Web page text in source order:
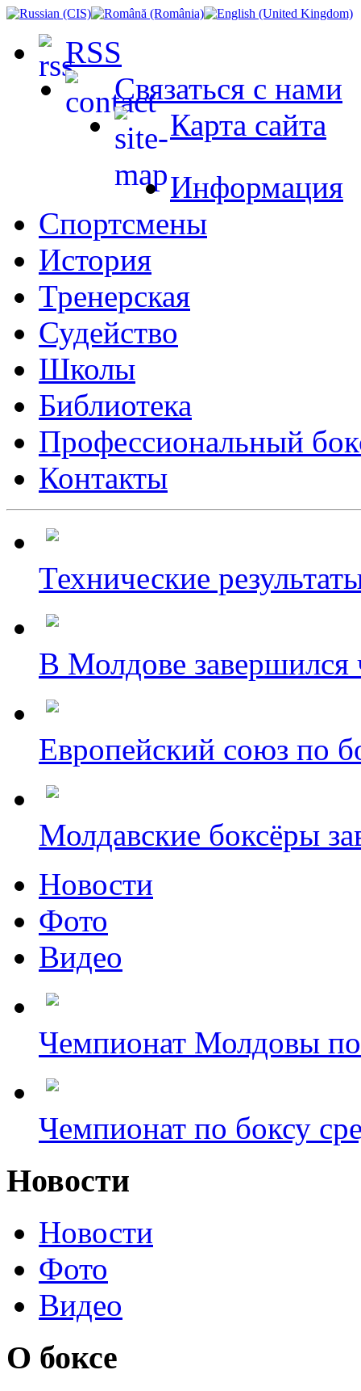
RSS
Связаться с нами
Карта сайта
Информация
Спортсмены
История
Тренерская
Судейство
Школы
Библиотека
Профессиональный
Контакты
Технические
В Молдове завершился
Европейский союз по
Молдавские боксёры
Новости
Фото
Видео
Чемпионат Молдовы
Чемпионат по боксу
Новости
Новости
Фото
Видео
О боксе